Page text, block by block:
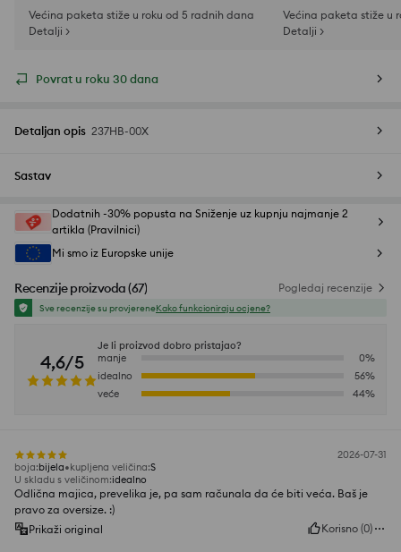
Većina paketa stiže u roku od 5 radnih dana
Detalji >
Većina paketa stiže u
Detalji >
Povrat u roku 30 dana
Detaljan opis 237HB-00X
Sastav
Dodatnih -30% popusta na Sniženje uz kupnju najmanje 2
artikla (Pravilnici)
Mi smo iz Europske unije
Recenzije proizvoda(67) Pogledaj recenzije
Sve recenzije su provjereneKako funkcioniraju ocjene?
4,6/5
Je li proizvod dobro pristajao?
manje
0%
idealno
56%
veće
44%
2026-07-31
boja:bijela kupljena veličina:S
U skladu s veličinom:idealno
Odlična majica, prevelika je, pa sam računala da će biti veća. Baš je
pravo za oversize. :)
Prikaži original
Korisno (0)